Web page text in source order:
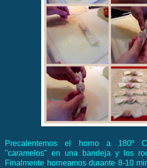
Precalentemos el horno a 180º
"caramelos" en una bandeja y los
Finalmente horneamos durante 8-10